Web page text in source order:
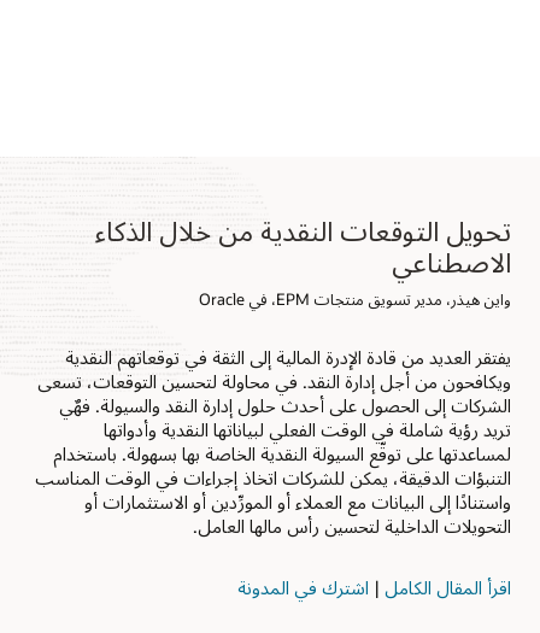
تحويل التوقعات النقدية من خلال الذكاء
الاصطناعي
واين هيذر، مدير تسويق منتجات EPM، في Oracle
يفتقر العديد من قادة الإدرة المالية إلى الثقة في توقعاتهم النقدية
ويكافحون من أجل إدارة النقد. في محاولة لتحسين التوقعات، تسعى
الشركات إلى الحصول على أحدث حلول إدارة النقد والسيولة. فهٌي
تريد رؤية شاملة في الوقت الفعلي لبياناتها النقدية وأدواتها
لمساعدتها على توقّع السيولة النقدية الخاصة بها بسهولة. باستخدام
التنبؤات الدقيقة، يمكن للشركات اتخاذ إجراءات في الوقت المناسب
واستنادًا إلى البيانات مع العملاء أو المورِّدين أو الاستثمارات أو
التحويلات الداخلية لتحسين رأس مالها العامل.
اقرأ المقال الكامل | اشترك في المدونة